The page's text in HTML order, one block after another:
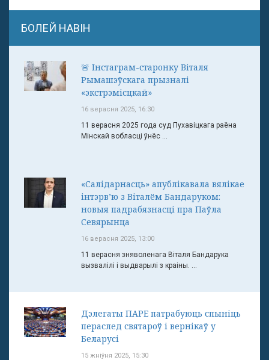
БОЛЕЙ НАВІН
🚨 Інстаграм-старонку Віталя
Рымашэўскага прызналі
«экстрэмісцкай»
16 верасня 2025, 16:30
11 верасня 2025 года суд Пухавіцкага раёна
Мінскай вобласці ўнёс ...
«Салідарнасць» апублікавала вялікае
інтэрв’ю з Віталём Бандаруком:
новыя падрабязнасці пра Паўла
Севярынца
16 верасня 2025, 13:00
11 верасня зняволенага Віталя Бандарука
вызвалілі і выдварылі з краіны. ...
Дэлегаты ПАРЕ патрабуюць спыніць
пераслед святароў і вернікаў у
Беларусі
15 жніўня 2025, 15:30